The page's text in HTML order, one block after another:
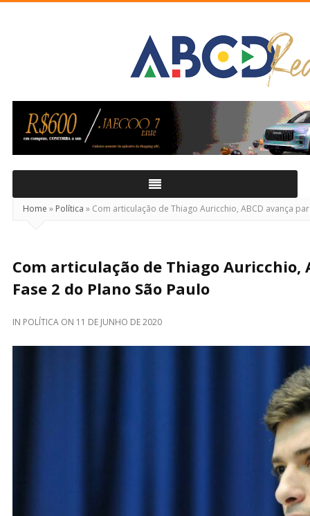
Real
Home » Política » Com articulação de Thiago Auricchio, ABCD avança
Com articulação de Thiago Auricchio,
Fase 2 do Plano São Paulo
IN POLÍTICA ON 11 DE JUNHO DE 2020